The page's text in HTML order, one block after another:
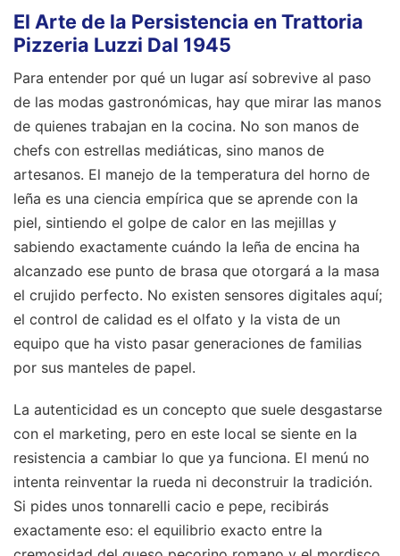
El Arte de la Persistencia en Trattoria
Pizzeria Luzzi Dal 1945
Para entender por qué un lugar así sobrevive al paso
de las modas gastronómicas, hay que mirar las manos
de quienes trabajan en la cocina. No son manos de
chefs con estrellas mediáticas, sino manos de
artesanos. El manejo de la temperatura del horno de
leña es una ciencia empírica que se aprende con la
piel, sintiendo el golpe de calor en las mejillas y
sabiendo exactamente cuándo la leña de encina ha
alcanzado ese punto de brasa que otorgará a la masa
el crujido perfecto. No existen sensores digitales aquí;
el control de calidad es el olfato y la vista de un
equipo que ha visto pasar generaciones de familias
por sus manteles de papel.
La autenticidad es un concepto que suele desgastarse
con el marketing, pero en este local se siente en la
resistencia a cambiar lo que ya funciona. El menú no
intenta reinventar la rueda ni deconstruir la tradición.
Si pides unos tonnarelli cacio e pepe, recibirás
exactamente eso: el equilibrio exacto entre la